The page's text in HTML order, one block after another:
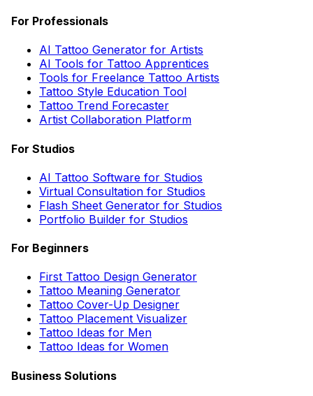
For Professionals
AI Tattoo Generator for Artists
AI Tools for Tattoo Apprentices
Tools for Freelance Tattoo Artists
Tattoo Style Education Tool
Tattoo Trend Forecaster
Artist Collaboration Platform
For Studios
AI Tattoo Software for Studios
Virtual Consultation for Studios
Flash Sheet Generator for Studios
Portfolio Builder for Studios
For Beginners
First Tattoo Design Generator
Tattoo Meaning Generator
Tattoo Cover-Up Designer
Tattoo Placement Visualizer
Tattoo Ideas for Men
Tattoo Ideas for Women
Business Solutions